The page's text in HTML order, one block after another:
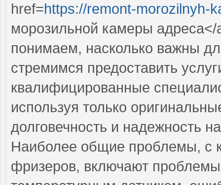
href=https://remont-morozilnyh-
морозильной камеры
понимаем, насколько важны
стремимся предоставить
квалифицированные
используя только
долговечность и надежность
Наиболее общие проблемы, с
фризеров, включают